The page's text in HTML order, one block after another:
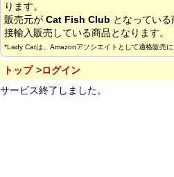
ります。
販売元が Cat Fish Club となってい
接輸入販売している商品となります。
*Lady Catは、Amazonアソシエイトとして適格販売に
トップ
ログイン
サービス終了しました。